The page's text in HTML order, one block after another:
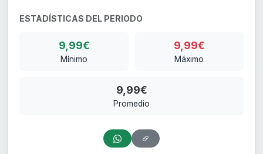
ESTADÍSTICAS DEL PERIODO
9,99€
Mínimo
9,99€
Máximo
9,99€
Promedio